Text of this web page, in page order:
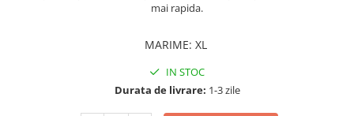
mai rapida.
MARIME: XL
IN STOC
Durata de livrare: 1-3 zile